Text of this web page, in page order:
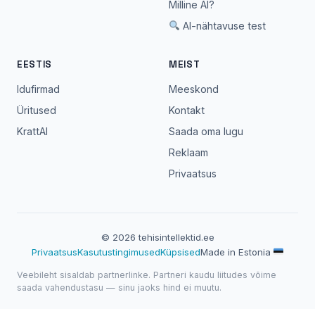
Milline AI?
AI-nähtavuse test
EESTIS
Idufirmad
Üritused
KrattAI
MEIST
Meeskond
Kontakt
Saada oma lugu
Reklaam
Privaatsus
© 2026 tehisintellektid.ee
PrivaatsusKasutustingimusedKüpsisedMade in Estonia
Veebileht sisaldab partnerlinke. Partneri kaudu liitudes võime
saada vahendustasu — sinu jaoks hind ei muutu.